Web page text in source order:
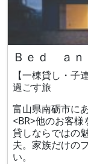
Ｂｅｄ ａ
【一棟貸し・子
過ごす旅
富山県南砺市
<BR>他のお客
貸しならではの
夫。家族だけの
い。